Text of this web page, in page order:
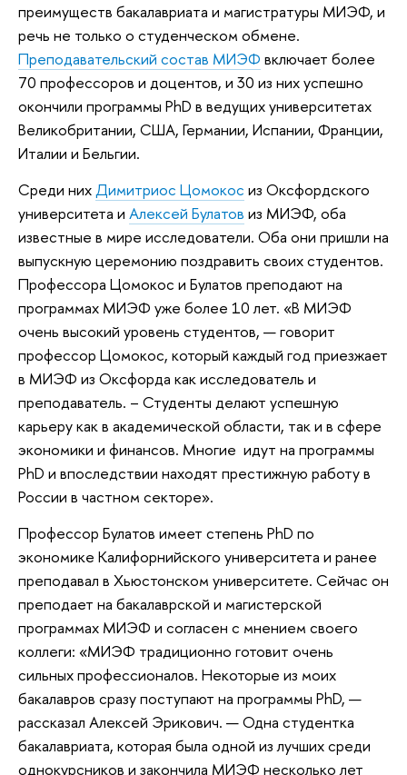
преимуществ бакалавриата и магистратуры МИЭФ, и
речь не только о студенческом обмене.
Преподавательский состав МИЭФ включает более
70 профессоров и доцентов, и 30 из них успешно
окончили программы PhD в ведущих университетах
Великобритании, США, Германии, Испании, Франции,
Италии и Бельгии.
Среди нихДимитриос Цомокос из Оксфордского
университета и Алексей Булатов из МИЭФ, оба
известные в мире исследователи. Оба они пришли на
выпускную церемонию поздравить своих студентов.
Профессора Цомокос и Булатов преподают на
программах МИЭФ уже более 10 лет. «В МИЭФ
очень высокий уровень студентов, — говорит
профессор Цомокос, который каждый год приезжает
в МИЭФ из Оксфорда как исследователь и
преподаватель. – Студенты делают успешную
карьеру как в академической области, так и в сфере
экономики и финансов. Многие идут на программы
PhD и впоследствии находят престижную работу в
России в частном секторе».
Профессор Булатов имеет степень PhD по
экономике Калифорнийского университета и ранее
преподавал в Хьюстонском университете. Сейчас он
преподает на бакалаврской и магистерской
программах МИЭФ и согласен с мнением своего
коллеги: «МИЭФ традиционно готовит очень
сильных профессионалов. Некоторые из моих
бакалавров сразу поступают на программы PhD, —
рассказал Алексей Эрикович. — Одна студентка
бакалавриата, которая была одной из лучших среди
однокурсников и закончила МИЭФ несколько лет